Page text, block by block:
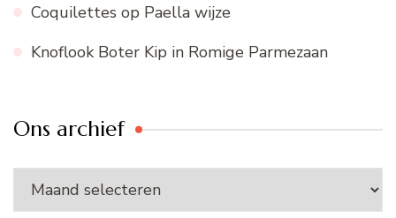
Coquilettes op Paella wijze
Knoflook Boter Kip in Romige Parmezaan
Ons archief
Ons
archief